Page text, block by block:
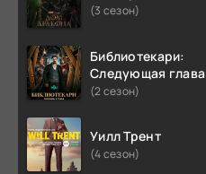
(3 сезон)
Библиотекари:
Следующая глава
(2 сезон)
Уилл Трент
(4 сезон)